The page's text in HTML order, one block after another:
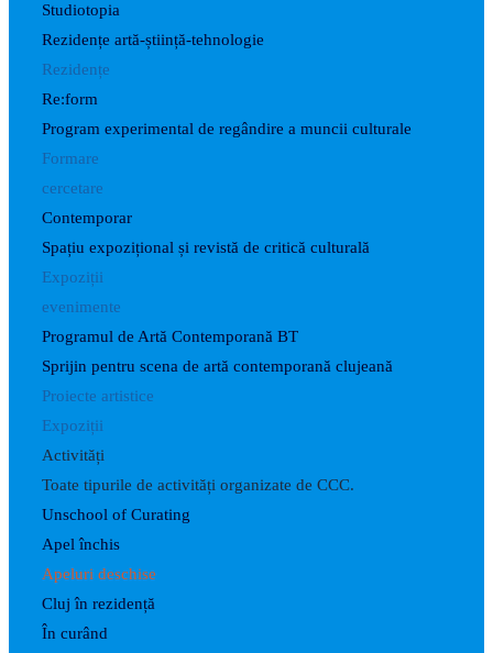
Studiotopia
Rezidențe artă-știință-tehnologie
Rezidențe
Re:form
Program experimental de regândire a muncii culturale
Formare
cercetare
Contemporar
Spațiu expozițional și revistă de critică culturală
Expoziții
evenimente
Programul de Artă Contemporană BT
Sprijin pentru scena de artă contemporană clujeană
Proiecte artistice
Expoziții
Activități
Toate tipurile de activități organizate de CCC.
Unschool of Curating
Apel închis
Apeluri deschise
Cluj în rezidență
În curând